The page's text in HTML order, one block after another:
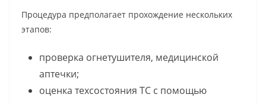
Процедура предполагает прохождение нескольких
этапов:
проверка огнетушителя, медицинской
аптечки;
оценка техсостояния ТС с помощью